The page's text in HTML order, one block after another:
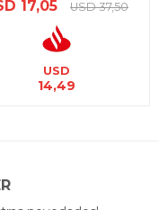
17,05 USD 37,50
USD
14,49